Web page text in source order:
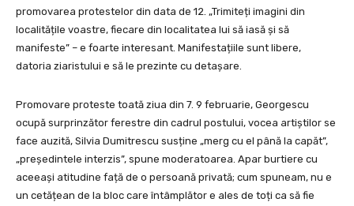
promovarea protestelor din data de 12. „Trimiteți imagini din
localitățile voastre, fiecare din localitatea lui să iasă și să
manifeste” – e foarte interesant. Manifestațiile sunt libere,
datoria ziaristului e să le prezinte cu detașare.
Promovare proteste toată ziua din 7. 9 februarie, Georgescu
ocupă surprinzător ferestre din cadrul postului, vocea artiștilor se
face auzită, Silvia Dumitrescu susține „merg cu el până la capăt”,
„președintele interzis”, spune moderatoarea. Apar burtiere cu
aceeași atitudine față de o persoană privată; cum spuneam, nu e
un cetățean de la bloc care întâmplător e ales de toți ca să fie